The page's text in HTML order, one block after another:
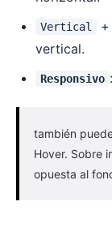
Vertical
vertical.
Responsivo
también
Hover. Sobre
opuesta al